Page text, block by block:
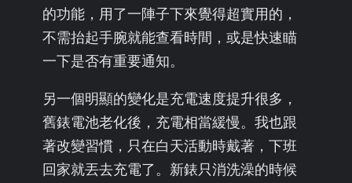
的功能，用了一陣子下來覺得超實用的，
不需抬起手腕就能查看時間，或是快速瞄
一下是否有重要通知。
另一個明顯的變化是充電速度提升很多，
舊錶電池老化後，充電相當緩慢。我也跟
著改變習慣，只在白天活動時戴著，下班
回家就丟去充電了。新錶只消洗澡的時候